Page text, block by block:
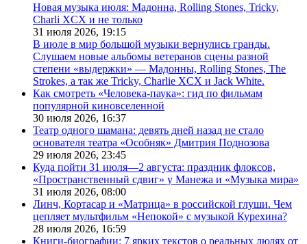
Новая музыка июля: Мадонна, Rolling Stones, Tricky,
Charli XCX и не только
31 июля 2026, 19:15
В июле в мир большой музыки вернулись гранды.
Слушаем новые альбомы ветеранов сцены разной
степени «выдержки» — Мадонны, Rolling Stones, The
Strokes, а так же Tricky, Charlie XCX и Jack White.
Как смотреть «Человека-паука»: гид по фильмам
популярной киновселенной
30 июля 2026, 16:37
Театр одного шамана: девять дней назад не стало
основателя театра «Особняк» Дмитрия Поднозова
29 июля 2026, 23:45
Куда пойти 31 июля—2 августа: праздник флоксов,
«Пространственный сдвиг» у Манежа и «Музыка мира»
31 июля 2026, 08:00
Линч, Кортасар и «Матрица» в российской глуши. Чем
цепляет мультфильм «Непокой» с музыкой Курехина?
28 июля 2026, 16:59
Книги-биографии: 7 ярких текстов о реальных людях от